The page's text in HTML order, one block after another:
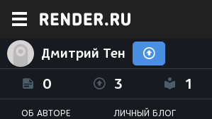
Дмитрий Тен
0 3 1
ОБ АВТОРЕ ЛИЧНЫЙ БЛОГ